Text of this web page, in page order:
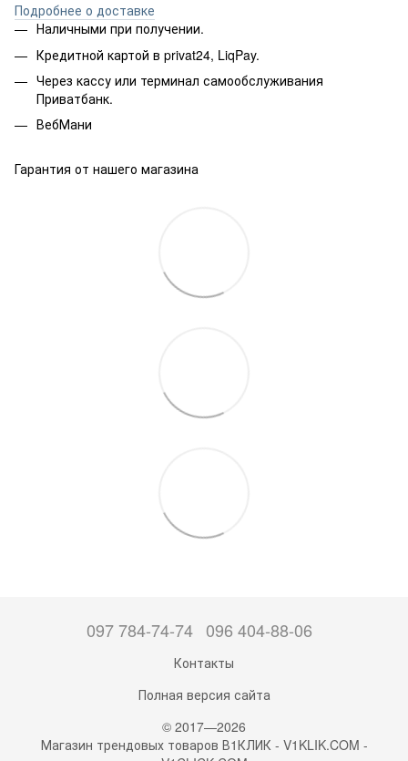
Подробнее о доставке
Наличными при получении.
Кредитной картой в privat24, LiqPay.
Через кассу или терминал самообслуживания
Приватбанк.
ВебМани
Гарантия от нашего магазина
097 784-74-74 096 404-88-06
Контакты
Полная версия сайта
© 2017—2026
Магазин трендовых товаров В1КЛИК - V1KLIK.COM -